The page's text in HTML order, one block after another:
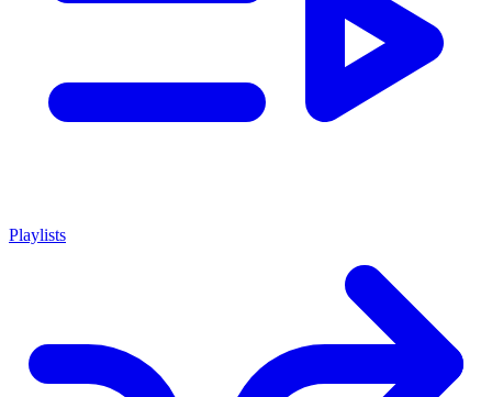
Playlists